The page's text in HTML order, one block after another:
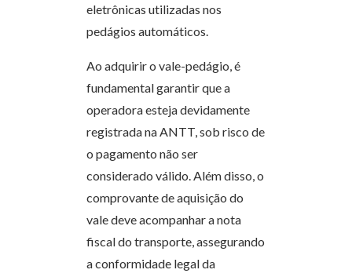
eletrônicas utilizadas nos
pedágios automáticos.
Ao adquirir o vale-pedágio, é
fundamental garantir que a
operadora esteja devidamente
registrada na ANTT, sob risco de
o pagamento não ser
considerado válido. Além disso, o
comprovante de aquisição do
vale deve acompanhar a nota
fiscal do transporte, assegurando
a conformidade legal da